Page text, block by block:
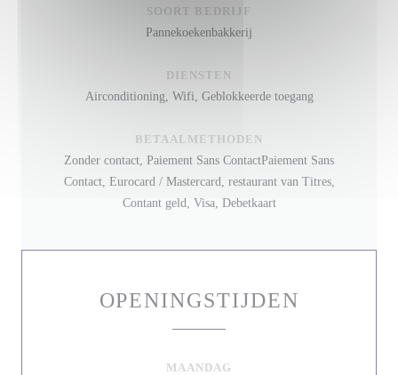
SOORT BEDRIJF
Pannekoekenbakkerij
DIENSTEN
Airconditioning, Wifi, Geblokkeerde toegang
BETAALMETHODEN
Zonder contact, Paiement Sans ContactPaiement Sans
Contact, Eurocard / Mastercard, restaurant van Titres,
Contant geld, Visa, Debetkaart
OPENINGSTIJDEN
MAANDAG